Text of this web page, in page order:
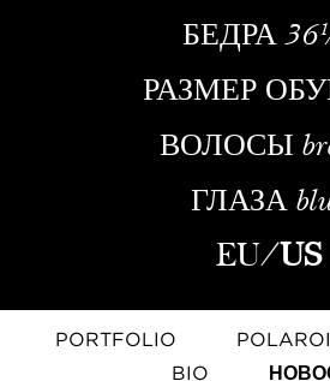
БЕДРА
РАЗМЕР
ВОЛОСЫ
ГЛАЗА
EU/US
PORTFOLIO
BIO